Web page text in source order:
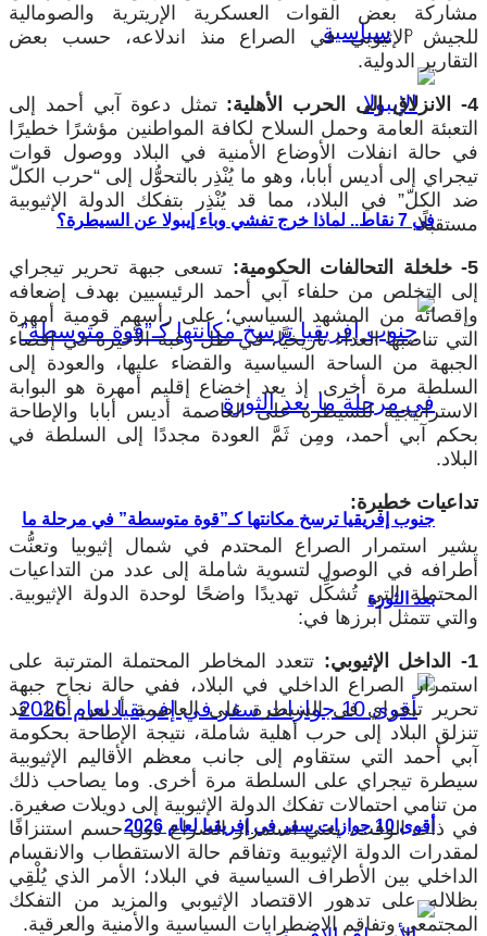
سياسية
في 7 نقاط.. لماذا خرج تفشي وباء إيبولا عن السيطرة؟
جنوب إفريقيا ترسخ مكانتها كـ”قوة متوسطة” في مرحلة ما
بعد الثورة
أقوى 10 جوازات سفر في إفريقيا لعام 2026
مشاركة بعض القوات العسكرية الإريترية والصومالية
للجيش الإثيوبي في الصراع منذ اندلاعه، حسب بعض
التقارير الدولية.
4- الانزلاق إلى الحرب الأهلية:
تمثل دعوة آبي أحمد إلى
التعبئة العامة وحمل السلاح لكافة المواطنين مؤشرًا خطيرًا
في حالة انفلات الأوضاع الأمنية في البلاد ووصول قوات
تيجراي إلى أديس أبابا، وهو ما يُنْذِر بالتحوُّل إلى “حرب الكلّ
ضد الكلّ” في البلاد، مما قد يُنْذِر بتفكك الدولة الإثيوبية
مستقبلًا.
5- خلخلة التحالفات الحكومية:
تسعى جبهة تحرير تيجراي
إلى التخلص من حلفاء آبي أحمد الرئيسيين بهدف إضعافه
وإقصائه من المشهد السياسي؛ على رأسهم قومية أمهرة
التي تناصبها العداء تاريخيًّا، في ظل رغبة الأخيرة في إقصاء
الجبهة من الساحة السياسية والقضاء عليها، والعودة إلى
السلطة مرة أخرى. إذ يعد إخضاع إقليم أمهرة هو البوابة
الاستراتيجية للسيطرة على العاصمة أديس أبابا والإطاحة
بحكم آبي أحمد، ومِن ثَمَّ العودة مجددًا إلى السلطة في
البلاد.
تداعيات خطيرة:
يشير استمرار الصراع المحتدم في شمال إثيوبيا وتعنُّت
أطرافه في الوصول لتسوية شاملة إلى عدد من التداعيات
المحتملة التي تُشكِّل تهديدًا واضحًا لوحدة الدولة الإثيوبية.
والتي تتمثل أبرزها في:
1- الداخل الإثيوبي:
تتعدد المخاطر المحتملة المترتبة على
استمرار الصراع الداخلي في البلاد، ففي حالة نجاح جبهة
تحرير تيجراي في السيطرة على العاصمة أديس أبابا، قد
تنزلق البلاد إلى حرب أهلية شاملة، نتيجة الإطاحة بحكومة
آبي أحمد التي ستقاوم إلى جانب معظم الأقاليم الإثيوبية
سيطرة تيجراي على السلطة مرة أخرى. وما يصاحب ذلك
من تنامي احتمالات تفكك الدولة الإثيوبية إلى دويلات صغيرة.
في ذات الوقت، يعني استمرار الصراع دون حسم استنزافًا
لمقدرات الدولة الإثيوبية وتفاقم حالة الاستقطاب والانقسام
الداخلي بين الأطراف السياسية في البلاد؛ الأمر الذي يُلْقِي
بظلاله على تدهور الاقتصاد الإثيوبي والمزيد من التفكك
المجتمعي وتفاقم الاضطرابات السياسية والأمنية والعرقية.